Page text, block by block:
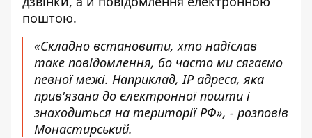
поштою.
«Складно встановити, хто надіслав
таке повідомлення, бо часто ми сягаємо
певної межі. Наприклад, IP адреса, яка
прив'язана до електронної пошти і
знаходиться на території РФ», - розповів
Монастирський.